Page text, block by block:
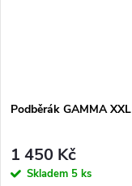
Podběrák GAMMA XXL
1 450 Kč
Skladem 5 ks